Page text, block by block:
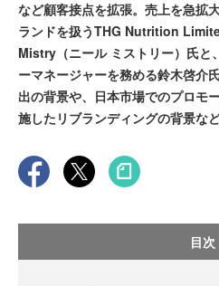
など顧客接点を拡張。売上を急拡
ランドを扱うTHG Nutrition
Mistry（ニール ミストリー）氏と
ーマネージャーを務める鈴木啓介
出の背景や、日本市場でのプロモ
施したリブランディングの背景な
目次